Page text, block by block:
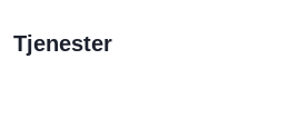
Tjenester